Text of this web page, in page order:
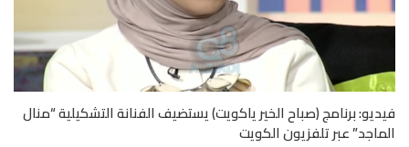
فيديو: برنامج (صباح الخير ياكويت) يستضيف الفنانة التشكيلية “منال
الماجد” عبر تلفزيون الكويت